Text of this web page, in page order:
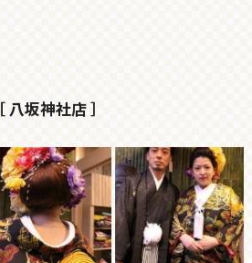
［ 八坂神社店 ］